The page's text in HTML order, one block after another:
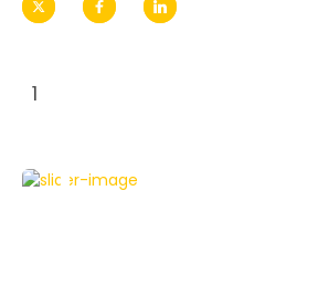
1
AUGMENTED UND VIRTUAL REALITY